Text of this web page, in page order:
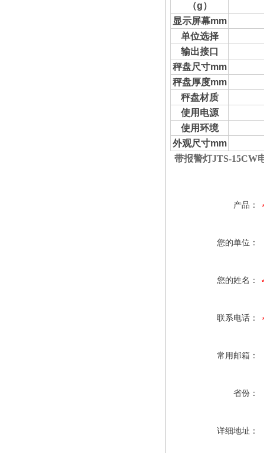
（g）
显示屏幕mm
单位选择
输出接口
秤盘尺寸mm
秤盘厚度mm
秤盘材质
使用电源
使用环境
外观尺寸mm
带报警灯JTS-15CW
产品：
您的单位：
您的姓名：
联系电话：
常用邮箱：
省份：
详细地址：